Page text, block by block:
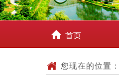
首页
您现在的位置：